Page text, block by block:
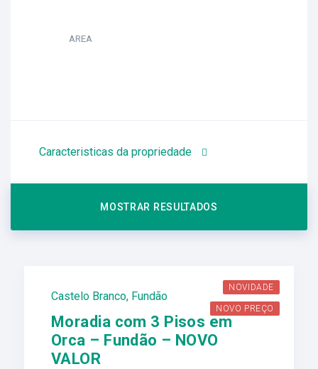
AREA
Caracteristicas da propriedade
NOVIDADE
NOVO PREÇO
Castelo Branco, Fundão
Moradia com 3 Pisos em
Orca – Fundão – NOVO
VALOR